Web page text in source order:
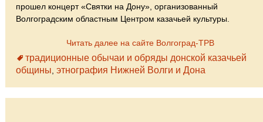
прошел концерт «Святки на Дону», организованный
Волгоградским областным Центром казачьей культуры.
Читать далее на сайте Волгоград-ТРВ
традиционные обычаи и обряды донской казачьей
общины, этнография Нижней Волги и Дона